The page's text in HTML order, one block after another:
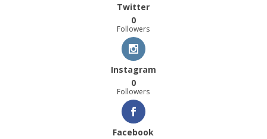
Twitter
0
Followers
Instagram
0
Followers
Facebook